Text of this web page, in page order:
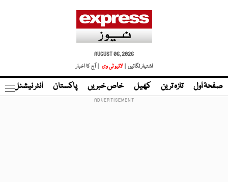
AUGUST 06, 2026
اشتہار لگائیں |
لائیو ٹی وی | آج کا اخبار
صفحۂ اول تازہ ترین کھیل خاص خبریں پاکستان انٹر نیشنل